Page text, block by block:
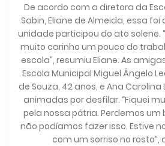
De acordo com a diretora da
Sabin, Eliane de Almeida, essa
unidade participou do ato solene.
muito carinho um pouco do
escola”, resumiu Eliane. As
Escola Municipal Miguel Ângelo
de Souza, 42 anos, e Ana Carolina
animadas por desfilar. “Fiquei
pela nossa pátria. Perdemos
não podíamos fazer isso. Estive
com um sorriso no rosto”,